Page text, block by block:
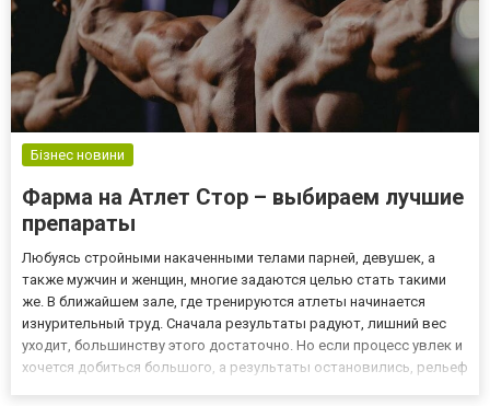
Бізнес новини
Фарма на Атлет Стор – выбираем лучшие
препараты
Любуясь стройными накаченными телами парней, девушек, а
также мужчин и женщин, многие задаются целью стать такими
же. В ближайшем зале, где тренируются атлеты начинается
изнурительный труд. Сначала результаты радуют, лишний вес
уходит, большинству этого достаточно. Но если процесс увлек и
хочется добиться большого, а результаты остановились, рельеф